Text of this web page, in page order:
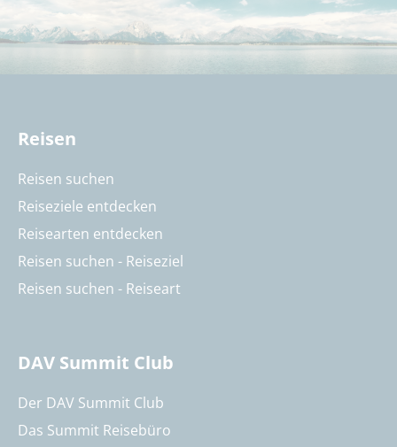
Reisen
Reisen suchen
Reiseziele entdecken
Reisearten entdecken
Reisen suchen - Reiseziel
Reisen suchen - Reiseart
DAV Summit Club
Der DAV Summit Club
Das Summit Reisebüro